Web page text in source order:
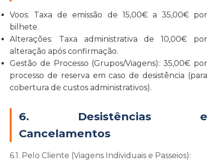
Voos: Taxa de emissão de 15,00€ a 35,00€ por
bilhete.
Alterações: Taxa administrativa de 10,00€ por
alteração após confirmação.
Gestão de Processo (Grupos/Viagens): 35,00€ por
processo de reserva em caso de desistência (para
cobertura de custos administrativos).
6. Desistências e
Cancelamentos
6.1. Pelo Cliente (Viagens Individuais e Passeios):